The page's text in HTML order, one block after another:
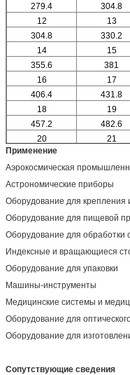
279.4 304.8
12
13
304.8 330.2
14
15
355.6 381
16
17
406.4 431.8
18
19
457.2 482.6
20
21
Применение
Аэрокосмическая
Астрономические приборы
Оборудование для
Оборудование для пищевой
Оборудование для обработки
Индексные и вращающиеся
Оборудование для упаковки
Машины-инструменты
Медицинские системы и
Оборудование для
Оборудование для
Сопутствующие сведения